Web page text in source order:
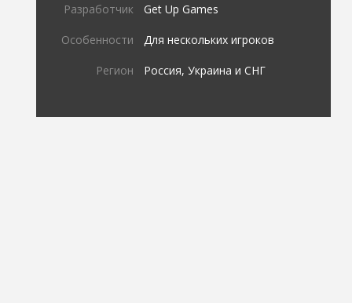
Разработчик Get Up Games
Особенности Для нескольких игроков
Регион Россия, Украина и СНГ